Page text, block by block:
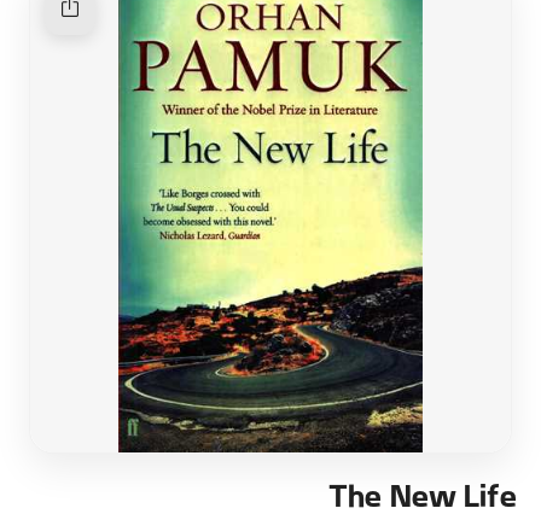
ادیان و اساطیر
ادبیات فرانسه
ادبیات ایتالیا
ادبیات روسیه
ادبیات آمریکای لاتین
ادبیات آلمان
ادبیات ترکیه
ادبیات آسیا
سایر کشورهای اروپا
داستان کوتاه
شعر و متون کهن
The New Life